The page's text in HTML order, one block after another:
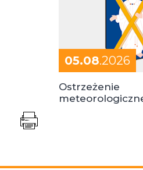
05.08.2026
Ostrzeżenie